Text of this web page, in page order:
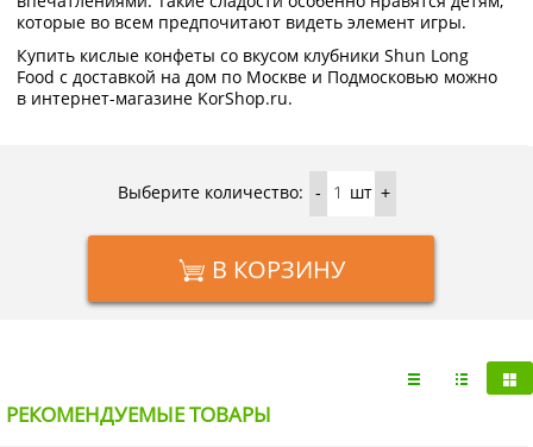
которые во всем предпочитают видеть элемент игры.
Купить кислые конфеты со вкусом клубники Shun Long
Food с доставкой на дом по Москве и Подмосковью можно
в интернет-магазине KorShop.ru.
Выберите количество: - шт +
В КОРЗИНУ
РЕКОМЕНДУЕМЫЕ ТОВАРЫ